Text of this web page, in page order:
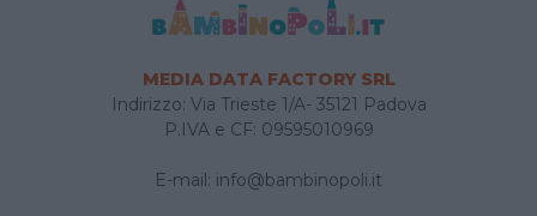
MEDIA DATA FACTORY SRL
Indirizzo: Via Trieste 1/A- 35121 Padova
P.IVA e CF: 09595010969
E-mail: info@bambinopoli.it